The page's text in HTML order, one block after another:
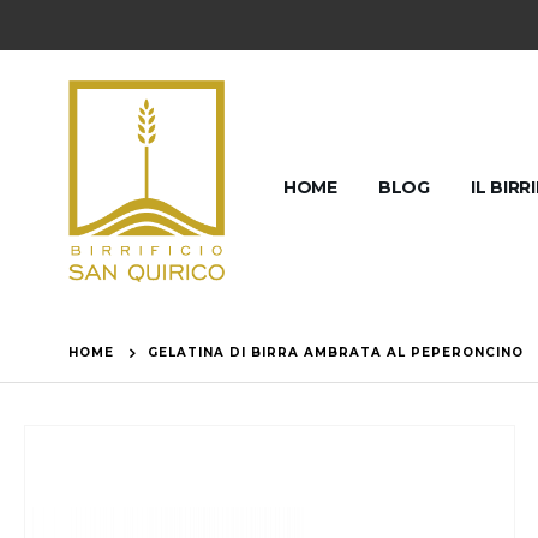
HOME BLOG IL
HOME GELATINA DI BIRRA AMBRATA AL PEPERONCINO